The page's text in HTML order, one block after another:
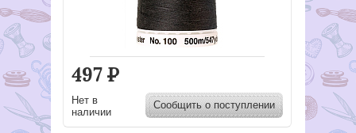
497Р
Нет в
наличии
Сообщить о поступлении